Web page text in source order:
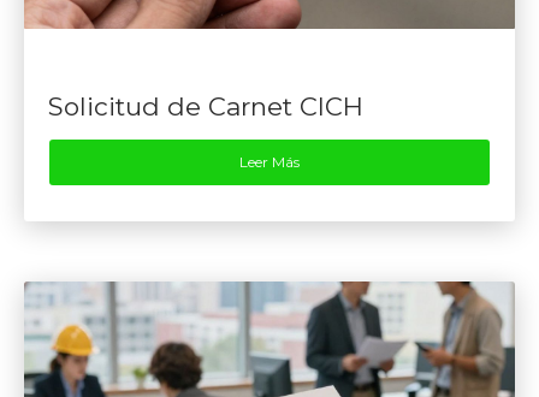
Solicitud de Carnet CICH
Leer Más